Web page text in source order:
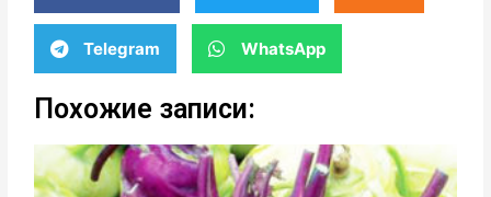
Telegram WhatsApp
Похожие записи: